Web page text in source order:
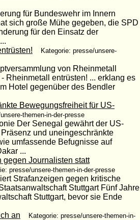
für Bundeswehr im Innern
sich große Mühe gegeben, die SPD
für den Einsatz der
Kategorie: presse/unsere-
von Rheinmetall
Rheinmetall entrüsten! ... erklang es
Hotel gegenüber des Bendler
Bewegungsfreiheit für US-
themen-in-der-presse
Der Senegal gewährt der US-
und uneingeschränkte
umfassende Befugnisse auf
...
Journalisten statt
presse/unsere-themen-in-der-presse
Strafanzeigen gegen kritische
Stuttgart Fünf Jahre
Stuttgart, bevor sie Ende
an
Kategorie: presse/unsere-themen-in-